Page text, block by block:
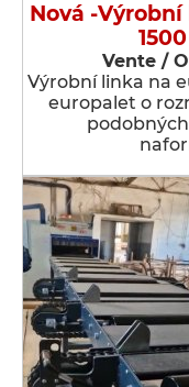
Nová -
Vente /
Výrobní linka na
europalet o